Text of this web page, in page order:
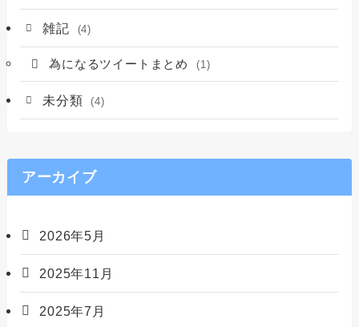
雑記 (4)
為になるツイートまとめ (1)
未分類 (4)
アーカイブ
2026年5月
2025年11月
2025年7月